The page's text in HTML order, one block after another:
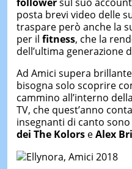
posta brevi video delle
traspare però anche la
per il fitness, che la
dell’ultima generazione
Ad Amici supera
bisogna solo scoprire
cammino all’interno
TV, che quest’anno
insegnanti di canto
dei The KolorseAlex